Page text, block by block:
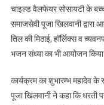
चाइल्ड वैलफेयर सोसायटी के
समाजसेवी पूजा खिलवानी द्वारा
तिल की मिठाई, हॉर्लिक्स व
भजन संध्या का भी आयोजन किया
कार्यक्रम का शुभारम्भ महादेव
पूजा खिलवानी ने कहा कि धरती